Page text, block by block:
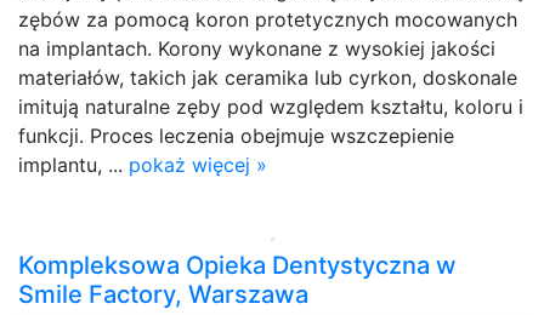
zębów za pomocą koron protetycznych mocowanych
na implantach. Korony wykonane z wysokiej jakości
materiałów, takich jak ceramika lub cyrkon, doskonale
imitują naturalne zęby pod względem kształtu, koloru i
funkcji. Proces leczenia obejmuje wszczepienie
implantu, ... pokaż więcej »
Kompleksowa Opieka Dentystyczna w
Smile Factory, Warszawa